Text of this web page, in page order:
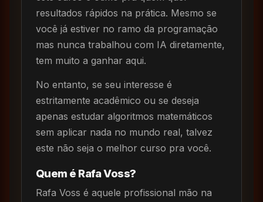
resultados rápidos na prática. Mesmo se
você já estiver no ramo da programação
mas nunca trabalhou com IA diretamente,
tem muito a ganhar aqui.
No entanto, se seu interesse é
estritamente acadêmico ou se deseja
apenas estudar algoritmos matemáticos
sem aplicar nada no mundo real, talvez
este não seja o melhor curso pra você.
Quem é Rafa Voss?
Rafa Voss é aquele profissional mão na